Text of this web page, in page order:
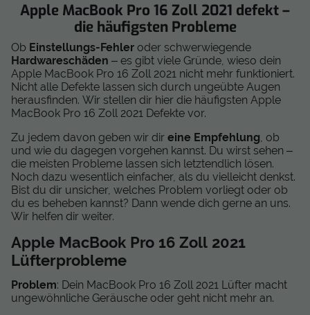
Apple MacBook Pro 16 Zoll 2021 defekt –
die häufigsten Probleme
Ob Einstellungs-Fehler oder schwerwiegende
Hardwareschäden – es gibt viele Gründe, wieso dein
Apple MacBook Pro 16 Zoll 2021 nicht mehr funktioniert.
Nicht alle Defekte lassen sich durch ungeübte Augen
herausfinden. Wir stellen dir hier die häufigsten Apple
MacBook Pro 16 Zoll 2021 Defekte vor.
Zu jedem davon geben wir dir eine Empfehlung , ob
und wie du dagegen vorgehen kannst. Du wirst sehen –
die meisten Probleme lassen sich letztendlich lösen.
Noch dazu wesentlich einfacher, als du vielleicht denkst.
Bist du dir unsicher, welches Problem vorliegt oder ob
du es beheben kannst? Dann wende dich gerne an uns.
Wir helfen dir weiter.
Apple MacBook Pro 16 Zoll 2021
Lüfterprobleme
Problem: Dein MacBook Pro 16 Zoll 2021 Lüfter macht
ungewöhnliche Geräusche oder geht nicht mehr an.